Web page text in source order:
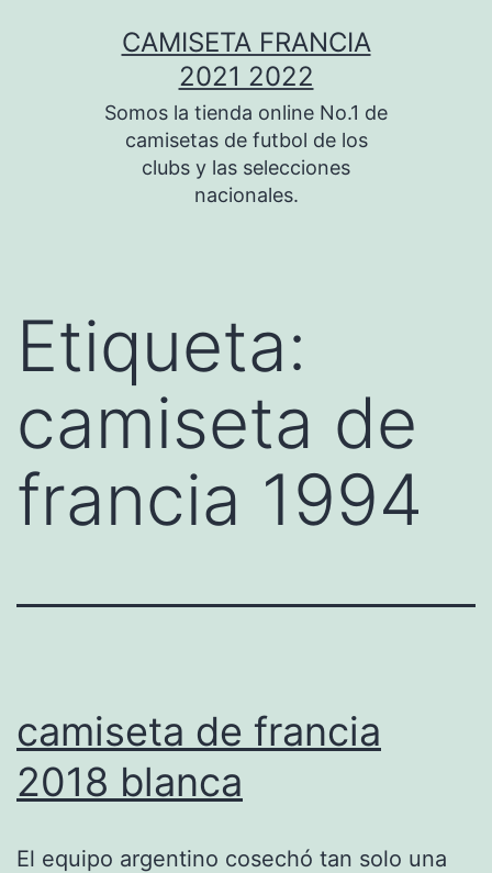
CAMISETA FRANCIA
2021 2022
Somos la tienda online No.1 de
camisetas de futbol de los
clubs y las selecciones
nacionales.
Etiqueta:
camiseta de
francia 1994
camiseta de francia
2018 blanca
El equipo argentino cosechó tan solo una